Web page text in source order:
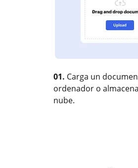
01. Carga un
ordenador o
nube.